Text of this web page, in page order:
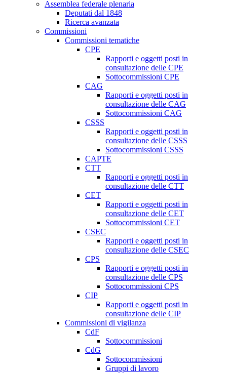
Assemblea federale plenaria
Deputati dal 1848
Ricerca avanzata
Commissioni
Commissioni tematiche
CPE
Rapporti e oggetti posti in
consultazione delle CPE
Sottocommissioni CPE
CAG
Rapporti e oggetti posti in
consultazione delle CAG
Sottocommissioni CAG
CSSS
Rapporti e oggetti posti in
consultazione delle CSSS
Sottocommissioni CSSS
CAPTE
CTT
Rapporti e oggetti posti in
consultazione delle CTT
CET
Rapporti e oggetti posti in
consultazione delle CET
Sottocommissioni CET
CSEC
Rapporti e oggetti posti in
consultazione delle CSEC
CPS
Rapporti e oggetti posti in
consultazione delle CPS
Sottocommissioni CPS
CIP
Rapporti e oggetti posti in
consultazione delle CIP
Commissioni di vigilanza
CdF
Sottocommissioni
CdG
Sottocommissioni
Gruppi di lavoro